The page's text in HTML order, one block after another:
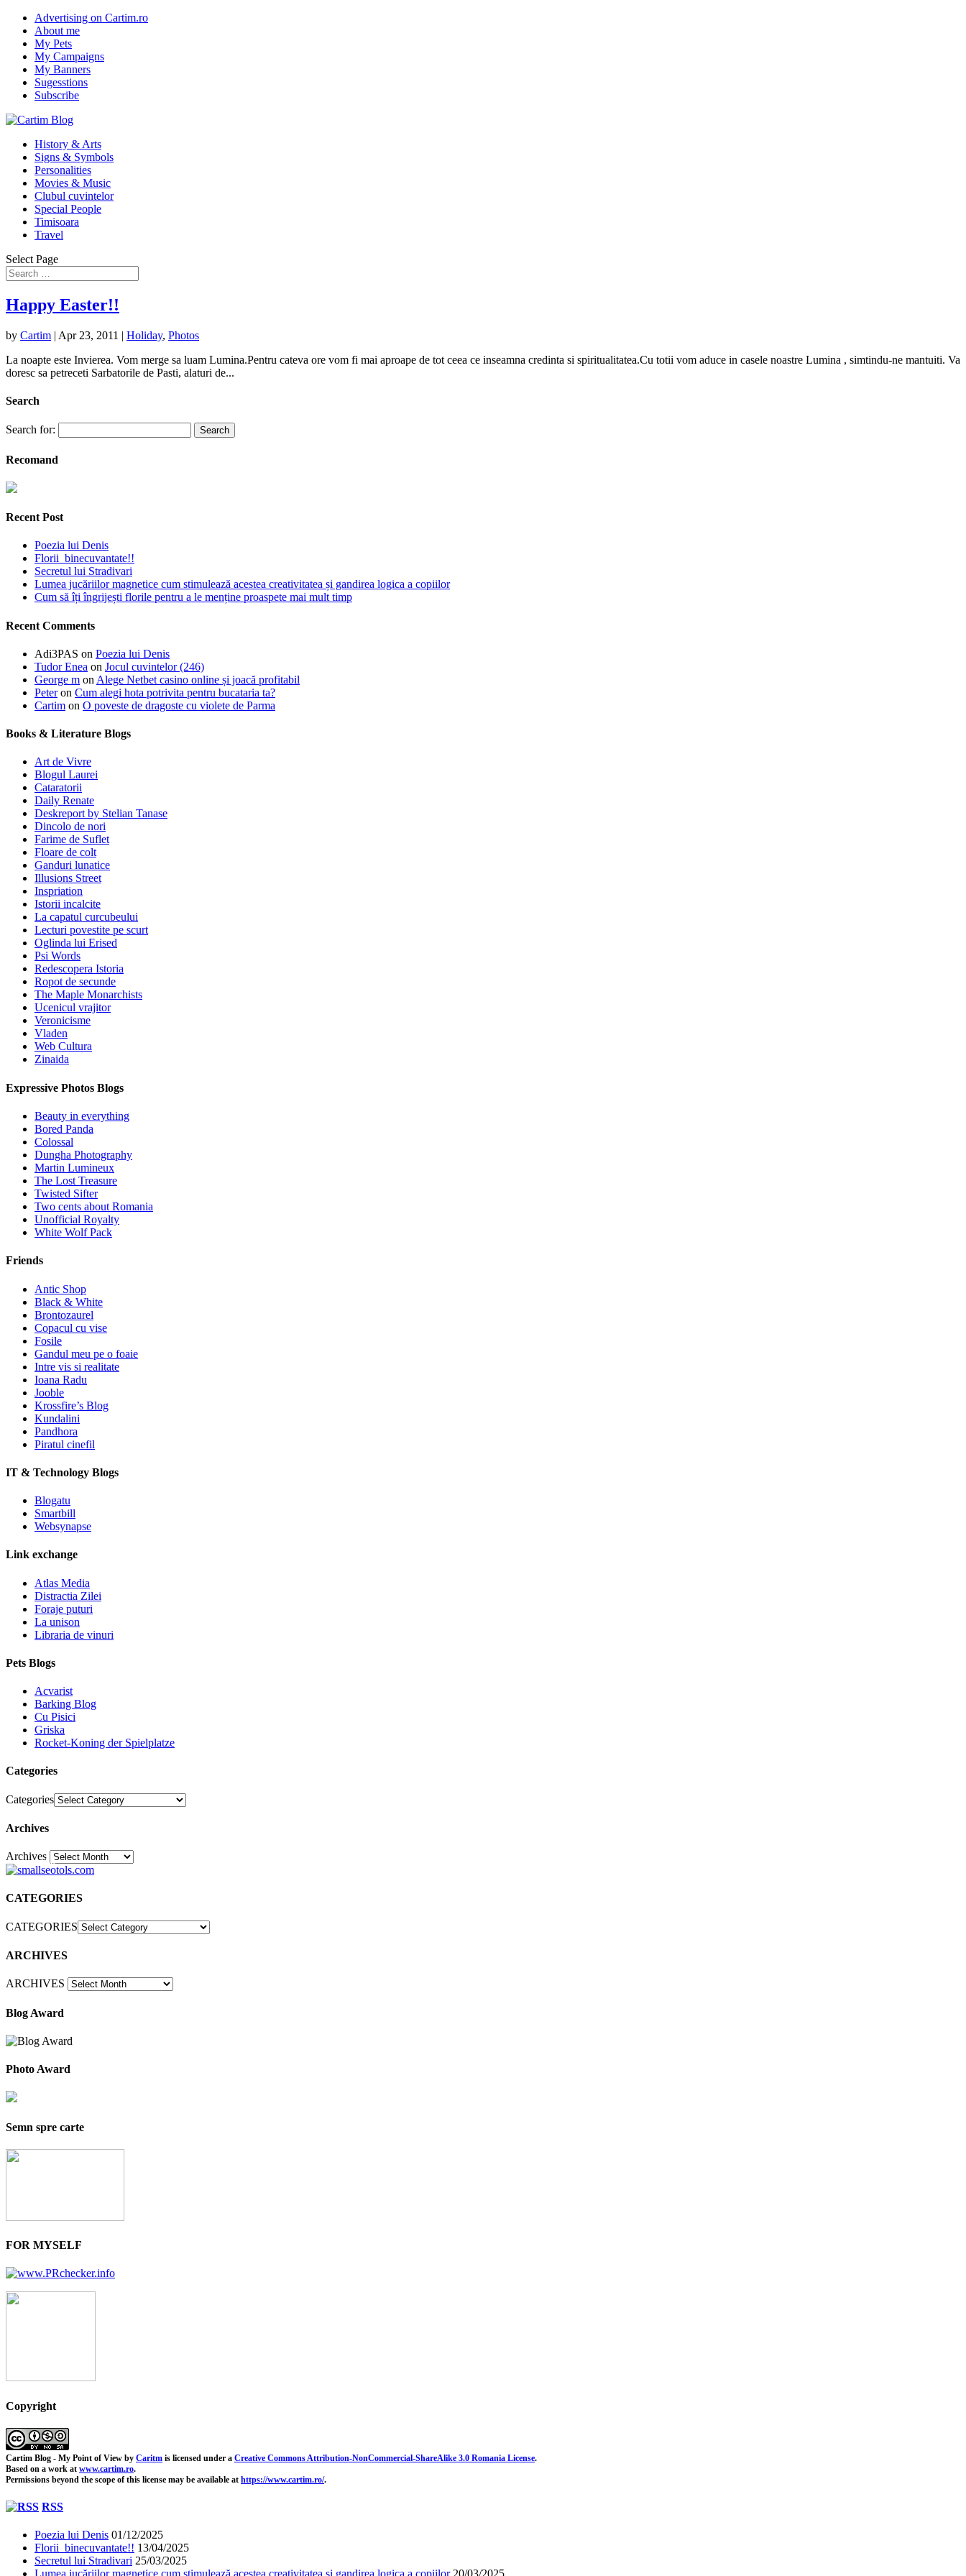
Advertising on Cartim.ro
About me
My Pets
My Campaigns
My Banners
Sugesstions
Subscribe
History & Arts
Signs & Symbols
Personalities
Movies & Music
Clubul cuvintelor
Special People
Timisoara
Travel
Select Page
Happy Easter!!
by Cartim | Apr 23, 2011 | Holiday, Photos
La noapte este Invierea. Vom merge sa luam Lumina.Pentru cateva ore vom fi mai aproape de tot ceea ce inseamna credinta si spiritualitatea.Cu totii vom aduce in casele noastre Lumina , simtindu-ne mantuiti. Va
doresc sa petreceti Sarbatorile de Pasti, alaturi de...
Search
Search for:
Recomand
Recent Post
Poezia lui Denis
Florii binecuvantate!!
Secretul lui Stradivari
Lumea jucăriilor magnetice cum stimulează acestea creativitatea și gandirea logica a copiilor
Cum să îți îngrijești florile pentru a le menține proaspete mai mult timp
Recent Comments
Adi3PAS on Poezia lui Denis
Tudor Enea on Jocul cuvintelor (246)
George m on Alege Netbet casino online și joacă profitabil
Peteron Cum alegi hota potrivita pentru bucataria ta?
Cartim on O poveste de dragoste cu violete de Parma
Books & Literature Blogs
Art de Vivre
Blogul Laurei
Cataratorii
Daily Renate
Deskreport by Stelian Tanase
Dincolo de nori
Farime de Suflet
Floare de colt
Ganduri lunatice
Illusions Street
Inspriation
Istorii incalcite
La capatul curcubeului
Lecturi povestite pe scurt
Oglinda lui Erised
Psi Words
Redescopera Istoria
Ropot de secunde
The Maple Monarchists
Ucenicul vrajitor
Veronicisme
Vladen
Web Cultura
Zinaida
Expressive Photos Blogs
Beauty in everything
Bored Panda
Colossal
Dungha Photography
Martin Lumineux
The Lost Treasure
Twisted Sifter
Two cents about Romania
Unofficial Royalty
White Wolf Pack
Friends
Antic Shop
Black & White
Brontozaurel
Copacul cu vise
Fosile
Gandul meu pe o foaie
Intre vis si realitate
Ioana Radu
Jooble
Krossfire’s Blog
Kundalini
Pandhora
Piratul cinefil
IT & Technology Blogs
Blogatu
Smartbill
Websynapse
Link exchange
Atlas Media
Distractia Zilei
Foraje puturi
La unison
Libraria de vinuri
Pets Blogs
Acvarist
Barking Blog
Cu Pisici
Griska
Rocket-Koning der Spielplatze
Categories
Categories
Archives
Archives30
CATEGORIES
CATEGORIES
ARCHIVES
ARCHIVES
Blog Award
Photo Award
Semn spre carte
FOR MYSELF
Copyright
Cartim Blog - My Point of View by Caritm is licensed under a Creative Commons Attribution-NonCommercial-ShareAlike 3.0 Romania License.
Based on a work at www.cartim.ro.
Permissions beyond the scope of this license may be available at https://www.cartim.ro/.
RSS
Poezia lui Denis 01/12/2025
Florii binecuvantate!! 13/04/2025
Secretul lui Stradivari 25/03/2025